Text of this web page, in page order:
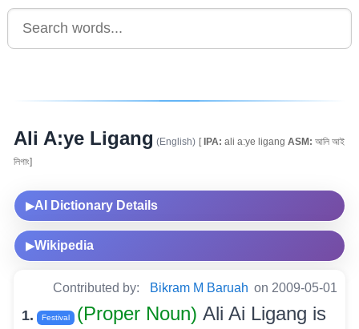
Ali A:ye Ligang (English) [IPA: ali a:ye ligang ASM: আলি আই
লিগাং]
▶AI Dictionary Details
▶Wikipedia
Contributed by: Bikram M Baruah on 2009-05-01
1. Festival (Proper Noun) Ali Ai Ligang is